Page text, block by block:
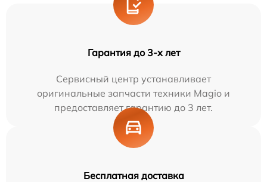
Гарантия до 3-х лет
Сервисный центр устанавливает
оригинальные запчасти техники Magio и
предоставляет гарантию до 3 лет.
Бесплатная доставка